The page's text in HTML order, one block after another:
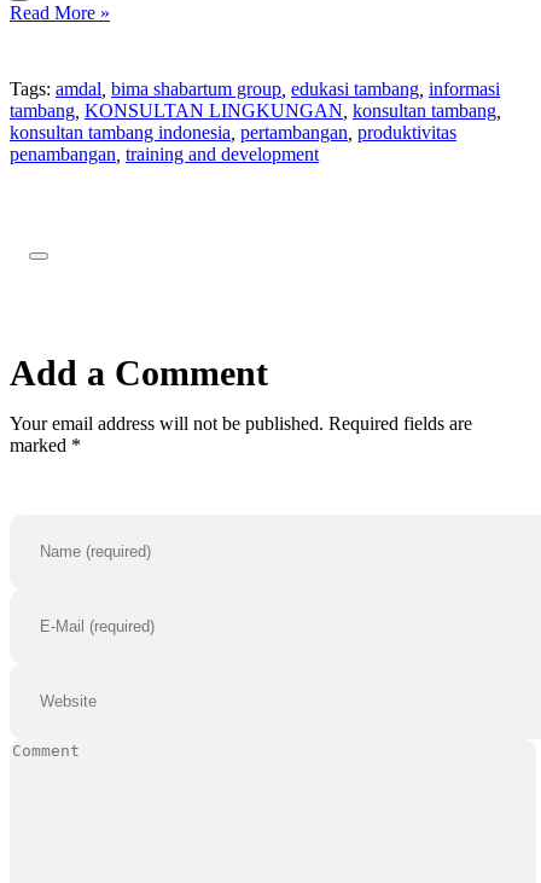
Read More »
Tags: amdal bima shabartum group edukasi tambang informasi
tambang KONSULTAN LINGKUNGAN konsultan tambang
konsultan tambang indonesia pertambangan produktivitas
penambangan training and development
Add a Comment
Your email address will not be published. Required fields are
marked *